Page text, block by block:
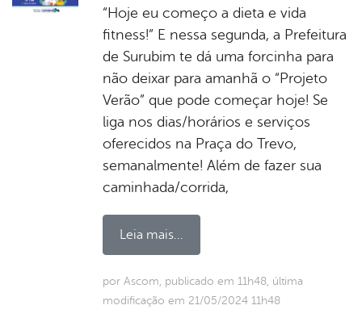
“Hoje eu começo a dieta e vida
fitness!” E nessa segunda, a Prefeitura
de Surubim te dá uma forcinha para
não deixar para amanhã o “Projeto
Verão” que pode começar hoje! Se
liga nos dias/horários e serviços
oferecidos na Praça do Trevo,
semanalmente! Além de fazer sua
caminhada/corrida,
Leia mais...
por Ascom, publicado em 11h48, última
modificação em 21/05/2024 11h48